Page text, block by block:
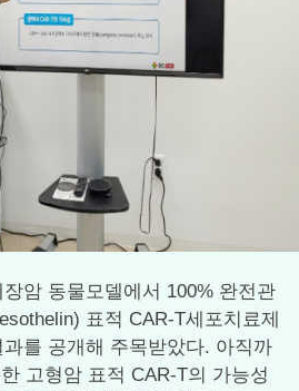
암 동물모델에서 100% 완전관
표적 CAR-T세포치료제
를 공개해 주목받았다. 아직까
고형암 표적 CAR-T의 가능성